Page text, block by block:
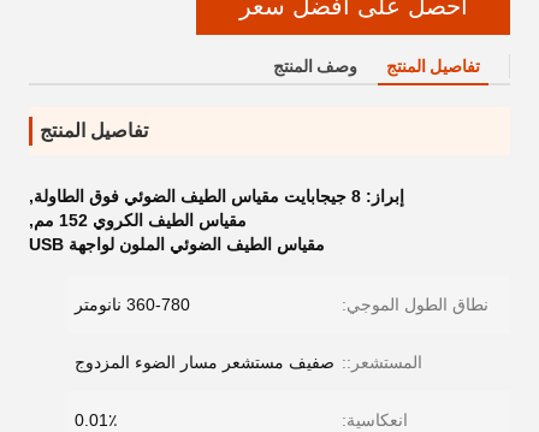
احصل على أفضل سعر
تفاصيل المنتج وصف المنتج
تفاصيل المنتج
إبراز: 8 جيجابايت مقياس الطيف الضوئي فوق الطاولة
,
مقياس الطيف الكروي 152 مم
,
مقياس الطيف الضوئي الملون لواجهة USB
نطاق الطول الموجي: 360-780 نانومتر
المستشعر:: صفيف مستشعر مسار الضوء المزدوج
انعكاسية: 0.01٪